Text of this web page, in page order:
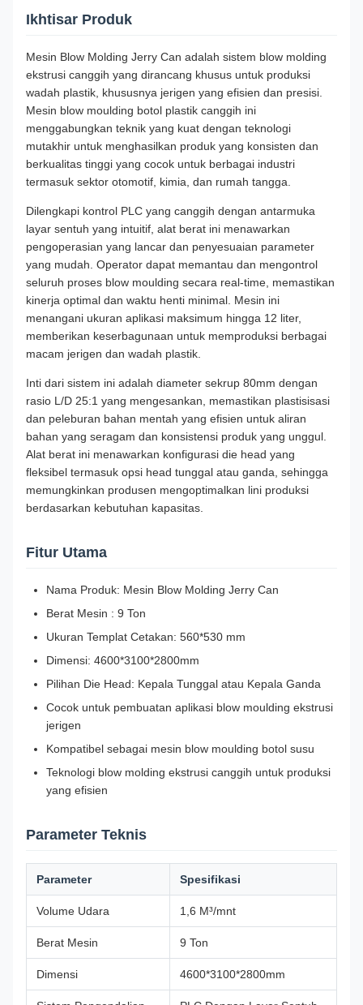
Ikhtisar Produk
Mesin Blow Molding Jerry Can adalah sistem blow molding
ekstrusi canggih yang dirancang khusus untuk produksi
wadah plastik, khususnya jerigen yang efisien dan presisi.
Mesin blow moulding botol plastik canggih ini
menggabungkan teknik yang kuat dengan teknologi
mutakhir untuk menghasilkan produk yang konsisten dan
berkualitas tinggi yang cocok untuk berbagai industri
termasuk sektor otomotif, kimia, dan rumah tangga.
Dilengkapi kontrol PLC yang canggih dengan antarmuka
layar sentuh yang intuitif, alat berat ini menawarkan
pengoperasian yang lancar dan penyesuaian parameter
yang mudah. Operator dapat memantau dan mengontrol
seluruh proses blow moulding secara real-time, memastikan
kinerja optimal dan waktu henti minimal. Mesin ini
menangani ukuran aplikasi maksimum hingga 12 liter,
memberikan keserbagunaan untuk memproduksi berbagai
macam jerigen dan wadah plastik.
Inti dari sistem ini adalah diameter sekrup 80mm dengan
rasio L/D 25:1 yang mengesankan, memastikan plastisisasi
dan peleburan bahan mentah yang efisien untuk aliran
bahan yang seragam dan konsistensi produk yang unggul.
Alat berat ini menawarkan konfigurasi die head yang
fleksibel termasuk opsi head tunggal atau ganda, sehingga
memungkinkan produsen mengoptimalkan lini produksi
berdasarkan kebutuhan kapasitas.
Fitur Utama
Nama Produk: Mesin Blow Molding Jerry Can
Berat Mesin : 9 Ton
Ukuran Templat Cetakan: 560*530 mm
Dimensi: 4600*3100*2800mm
Pilihan Die Head: Kepala Tunggal atau Kepala Ganda
Cocok untuk pembuatan aplikasi blow moulding ekstrusi
jerigen
Kompatibel sebagai mesin blow moulding botol susu
Teknologi blow molding ekstrusi canggih untuk produksi
yang efisien
Parameter Teknis
Parameter Spesifikasi
Volume Udara 1,6 M³/mnt
Berat Mesin 9 Ton
Dimensi 4600*3100*2800mm